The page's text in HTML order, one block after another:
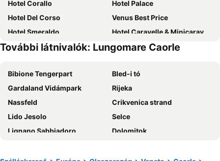
Hotel Corallo
Hotel Palace
Hotel Del Corso
Venus Best Price
Hotel Smeraldo
Hotel Caravelle & Minicaravelle
Hotel Bellevue
Hotel Bembo
Hotel Bianchi
Hotel Adriatico
Hotel Nevada
Hotel Luna
Hotel Firenze
Hotel Villa del Mar
Palace Hotel Regina
Hotel La Serena
Olimpia Hotel & Aparthotel
Hotel Airone
További látnivalók: Lungomare Caorle
Bibione Tengerpart
Bled-i tó
Gardaland Vidámpark
Rijeka
Nassfeld
Crikvenica strand
Lido Jesolo
Selce
Lignano Sabbiadoro
Dolomitok
Kreischberg
Sottomarina